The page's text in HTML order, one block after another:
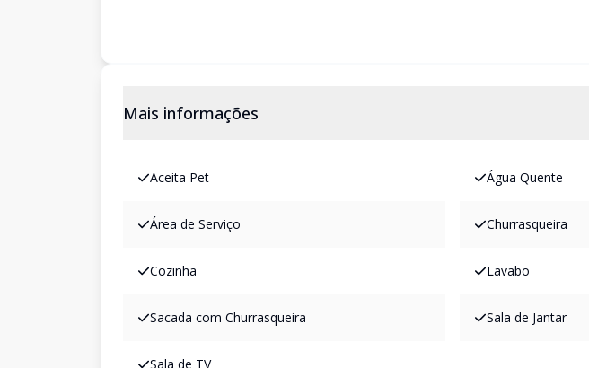
Mais informações
Aceita Pet Água Quente
Área de Serviço Churrasqueira
Cozinha Lavabo
Sacada com Churrasqueira Sala de Jantar
Sala de TV